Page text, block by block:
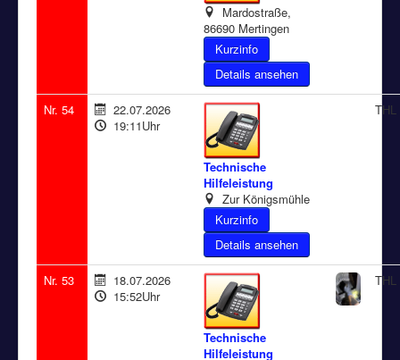
Mardostraße,
86690 Mertingen
Details ansehen
Nr. 54
22.07.2026
19:11Uhr
Technische
Hilfeleistung
Zur Königsmühle
Details ansehen
THL
Nr. 53
18.07.2026
15:52Uhr
Technische
Hilfeleistung
THL